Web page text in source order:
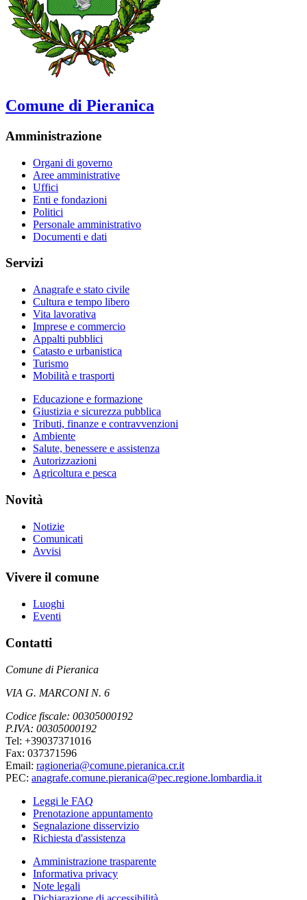
Comune di Pieranica
Amministrazione
Organi di governo
Aree amministrative
Uffici
Enti e fondazioni
Politici
Personale amministrativo
Documenti e dati
Servizi
Anagrafe e stato civile
Cultura e tempo libero
Vita lavorativa
Imprese e commercio
Appalti pubblici
Catasto e urbanistica
Turismo
Mobilità e trasporti
Educazione e formazione
Giustizia e sicurezza pubblica
Tributi, finanze e contravvenzioni
Ambiente
Salute, benessere e assistenza
Autorizzazioni
Agricoltura e pesca
Novità
Notizie
Comunicati
Avvisi
Vivere il comune
Luoghi
Eventi
Contatti
Comune di Pieranica
VIA G. MARCONI N. 6
Codice fiscale: 00305000192
P.IVA: 00305000192
Tel: +39037371016
Fax: 037371596
Email: ragioneria@comune.pieranica.cr.it
PEC: anagrafe.comune.pieranica@pec.regione.lombardia.it
Leggi le FAQ
Prenotazione appuntamento
Segnalazione disservizio
Richiesta d'assistenza
Amministrazione trasparente
Informativa privacy
Note legali